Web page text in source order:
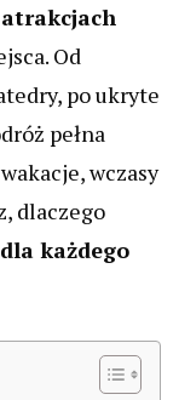
Od
po ukryte
pełna
wczasy
dlaczego
każdego